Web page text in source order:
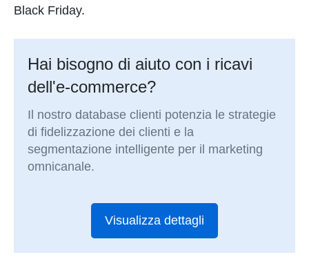
Black Friday.
Hai bisogno di aiuto con i ricavi
dell'e-commerce?
Il nostro database clienti potenzia le strategie
di fidelizzazione dei clienti e la
segmentazione intelligente per il marketing
omnicanale.
Visualizza dettagli